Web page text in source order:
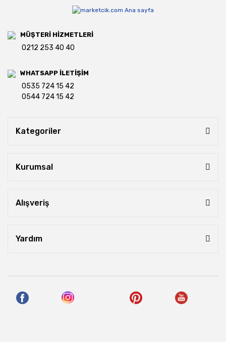
MÜŞTERİ HİZMETLERİ
0212 253 40 40
WHATSAPP İLETİŞİM
0535 724 15 42
0544 724 15 42
Kategoriler
Kurumsal
Alışveriş
Yardım